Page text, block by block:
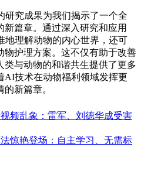
究成果为我们揭示了一个全
篇章。通过深入研究和应用
地理解动物的内心世界，还可
物护理方案。这不仅有助于改善
与动物的和谐共生提供了更多
AI技术在动物福利领域发挥更
新篇章。
频乱象：雷军、刘德华成受害
惊艳登场：自主学习、无需标